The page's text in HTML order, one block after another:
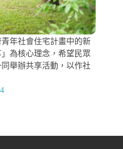
年社會住宅計畫中的新
為核心理念，希望民眾
舉辦共享活動，以作社